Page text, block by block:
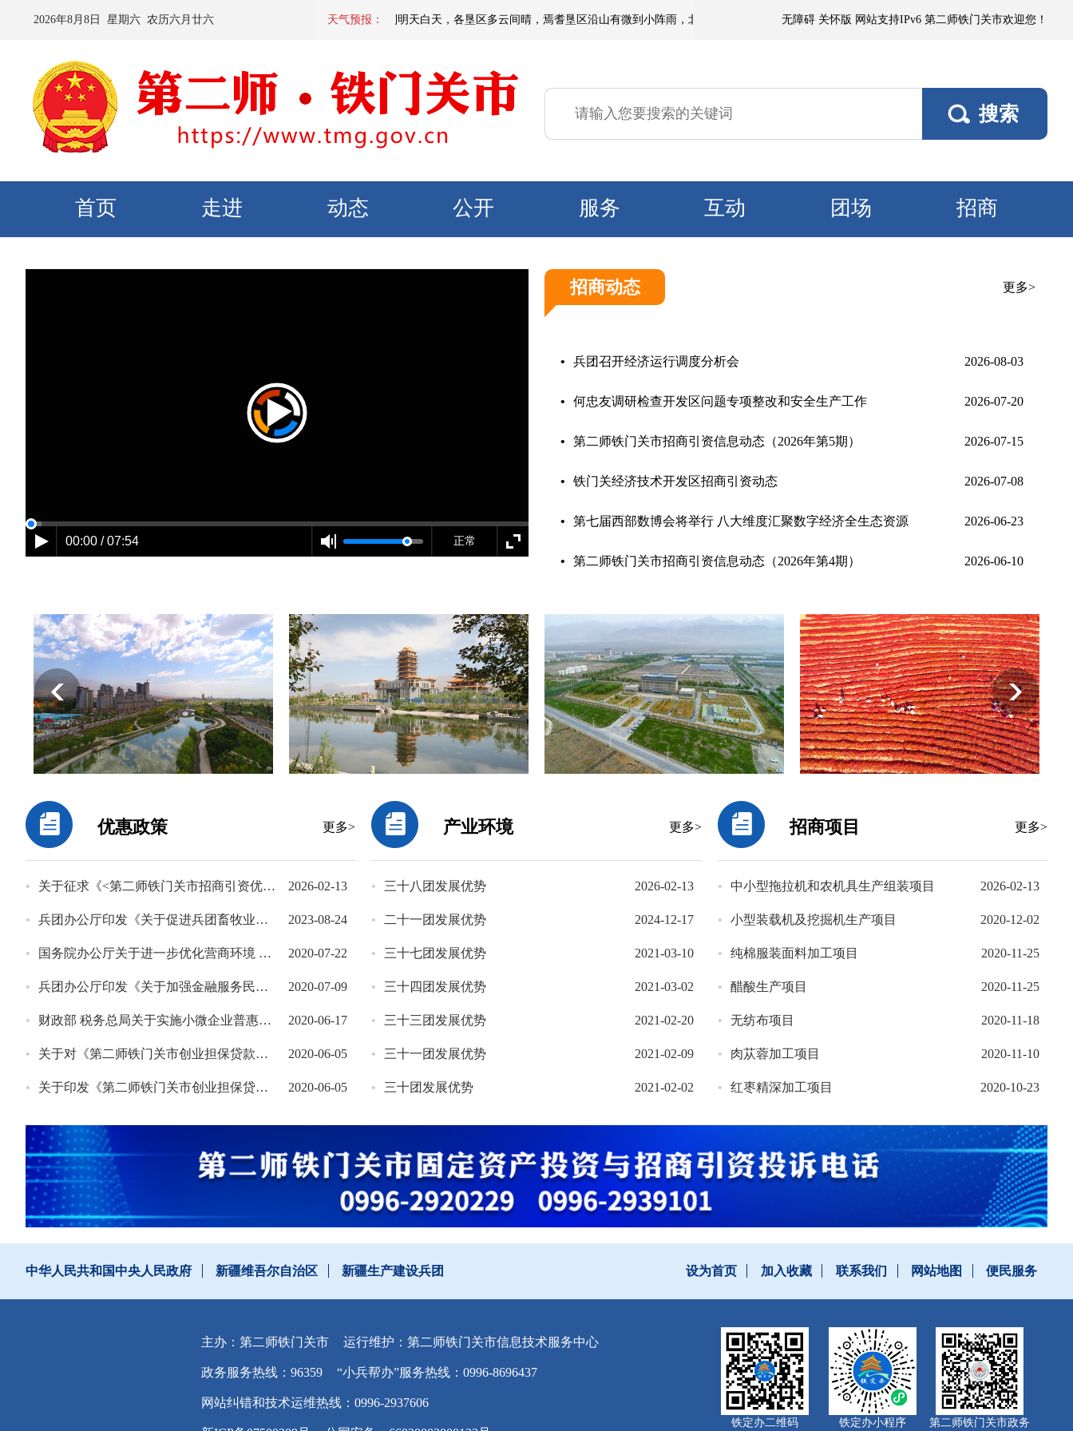
2026年8月 8 日 星期六 农历六月廿六 天气预报：
预计：今天夜间到明天白天，各垦区多云间晴，焉耆垦区沿山有微到小阵雨，北部垦区风力3～4级、阵风5～6级；塔里木垦区、且若垦区有浮尘或短时扬
无障碍 关怀版 网站支持IPv6 第二师铁门关市欢迎您！
首页 走进 动态 公开 服务 互动 团场 招商
00:00 / 07:54 正常
招商动态 更多>
2026-08-03
• 兵团召开经济运行调度分析会
2026-07-20
• 何忠友调研检查开发区问题专项整改和安全生产工作
2026-07-15
• 第二师铁门关市招商引资信息动态（2026年第5期）
2026-07-08
• 铁门关经济技术开发区招商引资动态
2026-06-23
• 第七届西部数博会将举行 八大维度汇聚数字经济全生态资源
2026-06-10
• 第二师铁门关市招商引资信息动态（2026年第4期）
优惠政策 更多>
2026-02-13
• 关于征求《<第二师铁门关市招商引资优惠政策（试行）补充条款>部分条款修订意见》意见的公告
2023-08-24
• 兵团办公厅印发《关于促进兵团畜牧业高质量发展的意见》的通知
2020-07-22
• 国务院办公厅关于进一步优化营商环境 更好服务市场主体的实施意见
2020-07-09
• 兵团办公厅印发《关于加强金融服务民营企业的实施意见》的通知
2020-06-17
• 财政部 税务总局关于实施小微企业普惠性税收减免政策的通知
2020-06-05
• 关于对《第二师铁门关市创业担保贷款实施办法(暂行)的通知》的补充通知
2020-06-05
• 关于印发《第二师铁门关市创业担保贷款实施办法(暂行)》的通知
产业环境 更多>
2026-02-13
• 三十八团发展优势
2024-12-17
• 二十一团发展优势
2021-03-10
• 三十七团发展优势
2021-03-02
• 三十四团发展优势
2021-02-20
• 三十三团发展优势
2021-02-09
• 三十一团发展优势
2021-02-02
• 三十团发展优势
招商项目 更多>
2026-02-13
• 中小型拖拉机和农机具生产组装项目
2020-12-02
• 小型装载机及挖掘机生产项目
2020-11-25
• 纯棉服装面料加工项目
2020-11-25
• 醋酸生产项目
2020-11-18
• 无纺布项目
2020-11-10
• 肉苁蓉加工项目
2020-10-23
• 红枣精深加工项目
中华人民共和国中央人民政府 新疆维吾尔自治区 新疆生产建设兵团 设为首页 加入收藏 联系我们 网站地图 便民服务
主办：第二师铁门关市 运行维护：第二师铁门关市信息技术服务中心
政务服务热线：96359 “小兵帮办”服务热线：0996-8696437
网站纠错和技术运维热线：0996-2937606
铁定办二维码 铁定办小程序 第二师铁门关市政务